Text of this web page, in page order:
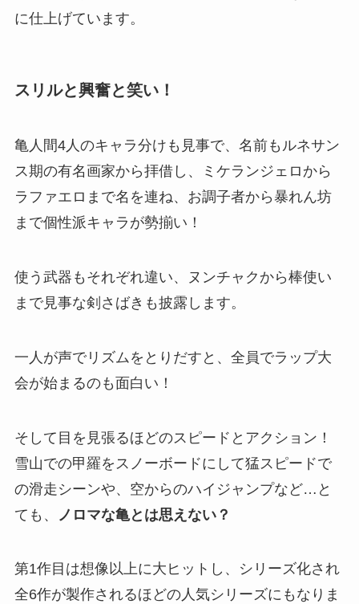
に仕上げています。
スリルと興奮と笑い！
亀人間4人のキャラ分けも見事で、名前もルネサン
ス期の有名画家から拝借し、ミケランジェロから
ラファエロまで名を連ね、お調子者から暴れん坊
まで個性派キャラが勢揃い！
使う武器もそれぞれ違い、ヌンチャクから棒使い
まで見事な剣さばきも披露します。
一人が声でリズムをとりだすと、全員でラップ大
会が始まるのも面白い！
そして目を見張るほどのスピードとアクション！
雪山での甲羅をスノーボードにして猛スピードで
の滑走シーンや、空からのハイジャンプなど…と
ても、
ノロマな亀とは思えない？
第1作目は想像以上に大ヒットし、シリーズ化され
全6作が製作されるほどの人気シリーズにもなりま